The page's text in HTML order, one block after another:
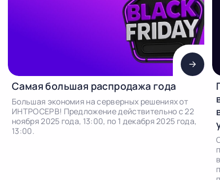
Самая большая распродажа года
Большая экономия на серверных решениях от
ИНТРОСЕРВ! Предложение действительно с 22
ноября 2025 года, 13:00, по 1 декабря 2025 года,
13:00.